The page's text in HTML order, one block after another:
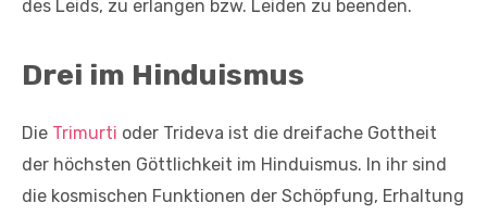
des Leids, zu erlangen bzw. Leiden zu beenden.
Drei im Hinduismus
Die Trimurti oder Trideva ist die dreifache Gottheit
der höchsten Göttlichkeit im Hinduismus. In ihr sind
die kosmischen Funktionen der Schöpfung, Erhaltung